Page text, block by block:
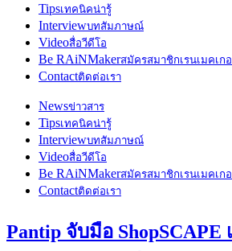
Tipsเทคนิคน่ารู้
Interviewบทสัมภาษณ์
Videoสื่อวีดีโอ
Be RAiNMakerสมัครสมาชิกเรนเมคเก
Contactติดต่อเรา
Newsข่าวสาร
Tipsเทคนิคน่ารู้
Interviewบทสัมภาษณ์
Videoสื่อวีดีโอ
Be RAiNMakerสมัครสมาชิกเรนเมคเก
Contactติดต่อเรา
Pantip จับมือ ShopSCAPE